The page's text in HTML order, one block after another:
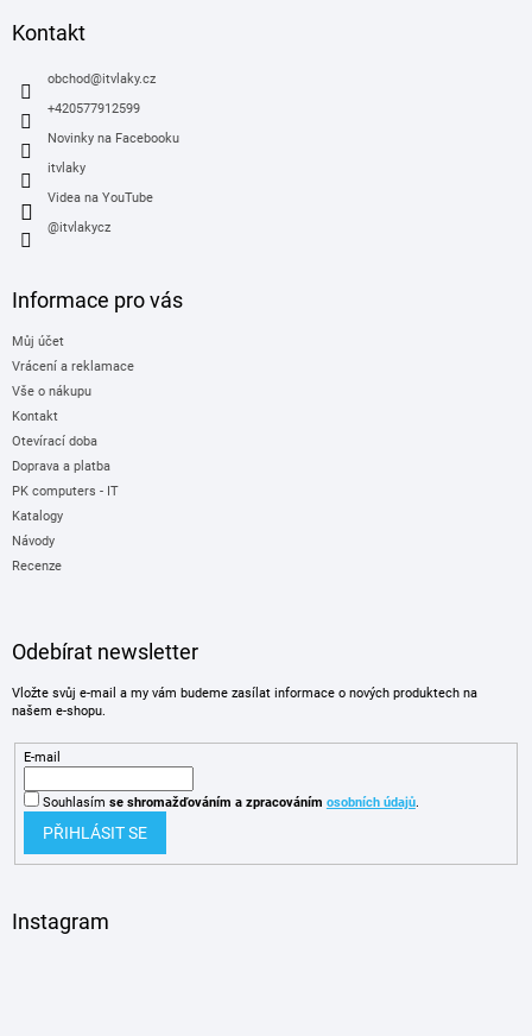
Kontakt
obchod@itvlaky.cz
+420577912599
Novinky na Facebooku
itvlaky
Videa na YouTube
@itvlakycz
Informace pro vás
Můj účet
Vrácení a reklamace
Vše o nákupu
Kontakt
Otevírací doba
Doprava a platba
PK computers - IT
Katalogy
Návody
Recenze
Odebírat newsletter
Vložte svůj e-mail a my vám budeme zasílat informace o nových produktech na
našem e-shopu.
E-mail
Souhlasím se shromažďováním a zpracováním osobních údajů.
PŘIHLÁSIT SE
Instagram